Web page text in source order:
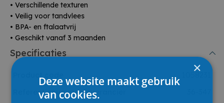
• Verschillende texturen
• Veilig voor tandvlees
• BPA- en ftalaatvrij
• Geschikt vanaf 3 maanden
Specificaties
Referentienummer leverancier
×
Deze website maakt gebruik
van cookies.